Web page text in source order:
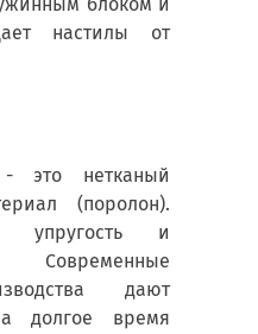
настилы от
нетканый
(поролон).
упругость и
дают
долгое время